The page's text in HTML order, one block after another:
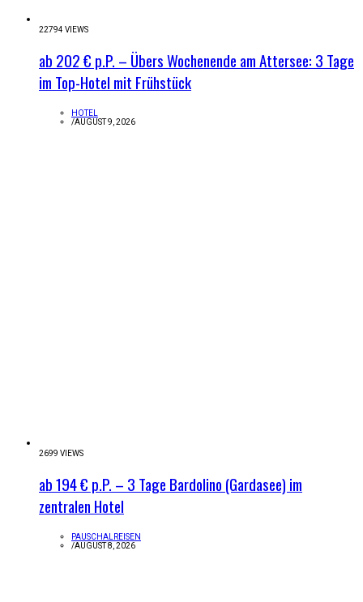
22794 VIEWS
ab 202 € p.P. – Übers Wochenende am Attersee: 3 Tage
im Top-Hotel mit Frühstück
HOTEL
/AUGUST 9, 2026
2699 VIEWS
ab 194 € p.P. – 3 Tage Bardolino (Gardasee) im
zentralen Hotel
PAUSCHALREISEN
/AUGUST 8, 2026